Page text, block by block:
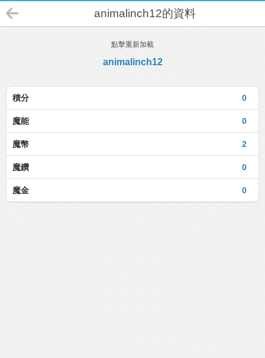
animalinch12的資料
點擊重新加載
animalinch12
0
積分
0
魔能
2
魔幣
0
魔鑽
0
魔金